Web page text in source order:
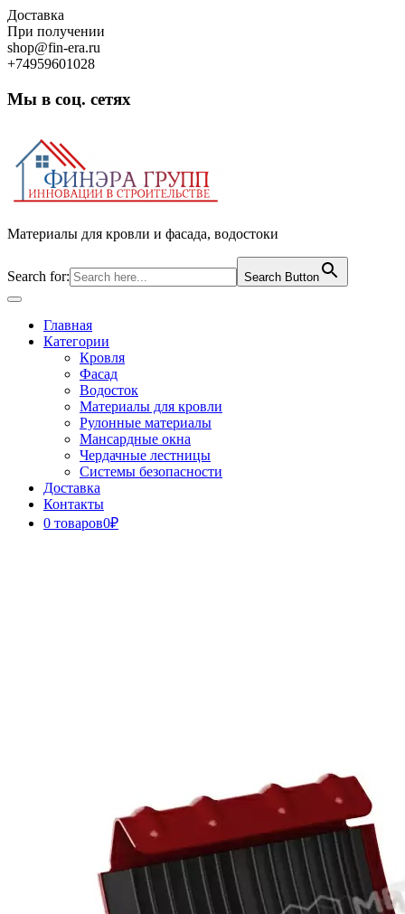
Skip
to
content
Доставка
При получении
shop@fin-era.ru
+74959601028
Мы в соц. сетях
Материалы для кровли и фасада, водостоки
Search for: Search Button
Open
ButtonГлавная
Категории
Кровля
Фасад
Водосток
Материалы для кровли
Рулонные материалы
Мансардные окна
Чердачные лестницы
Системы безопасности
Доставка
Контакты
0 товаров0₽